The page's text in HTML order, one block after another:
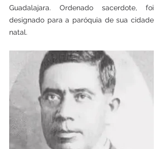
Guadalajara. Ordenado sacerdote, foi
designado para a paróquia de sua cidade
natal.